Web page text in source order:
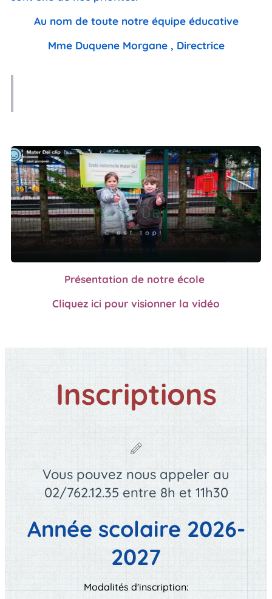
Au nom de toute notre équipe éducative
Mme Duquene Morgane , Directrice
Présentation de notre école
Cliquez ici pour visionner la vidéo
Inscriptions
Vous pouvez nous appeler au
02/762.12.35 entre 8h et 11h30
Année scolaire 2026-
2027
Modalités d'inscription: